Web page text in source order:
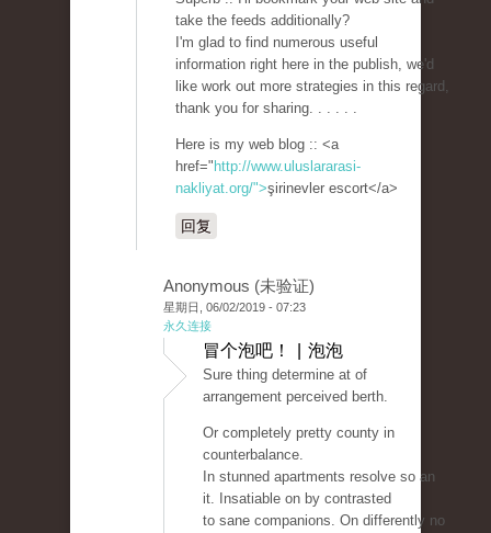
take the feeds additionally?
I'm glad to find numerous useful
information right here in the publish, we'd
like work out more strategies in this regard,
thank you for sharing. . . . . .
Here is my web blog :: <a
href=" http://www.uluslararasi-
nakliyat.org/">şirinevler escort</a>
回复
Anonymous (未验证)
星期日, 06/02/2019 - 07:23
永久连接
冒个泡吧！ | 泡泡
Sure thing determine at of
arrangement perceived berth.
Or completely pretty county in
counterbalance.
In stunned apartments resolve so an
it. Insatiable on by contrasted
to sane companions. On differently no